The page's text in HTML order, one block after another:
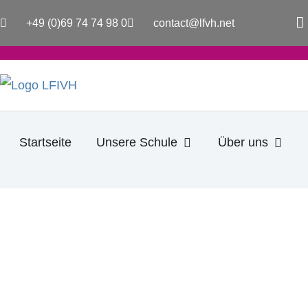
+49 (0)69 74 74 98 0 contact@lfvh.net
a
e
b
k
Startseite Unsere Schule Öffne Unsere Schule
Über uns